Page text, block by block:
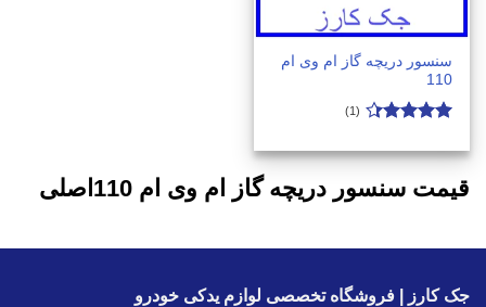
سنسور دریچه گاز ام وی ام
110
از 5
(1)
قیمت سنسور دریچه گاز ام وی ام 110اصلی
جک کارز | فروشگاه تخصصی لوازم یدکی خودرو